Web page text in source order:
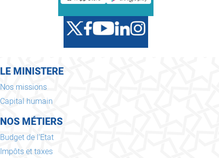
LE MINISTERE
Nos missions
Capital humain
NOS MÉTIERS
Budget de l'Etat
Impôts et taxes